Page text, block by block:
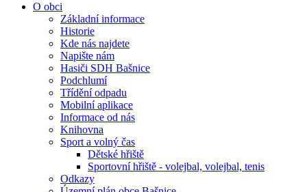
O obci
Základní informace
Historie
Kde nás najdete
Napište nám
Hasiči SDH Bašnice
Podchlumí
Třídění odpadu
Mobilní aplikace
Informace od nás
Knihovna
Sport a volný čas
Dětské hřiště
Sportovní hřiště - volejbal, volejbal, tenis
Odkazy